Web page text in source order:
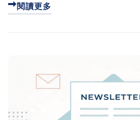
分析與解決 x AI 視覺化實戰
「最迫切的問題」分類整理好了，
閱讀更多